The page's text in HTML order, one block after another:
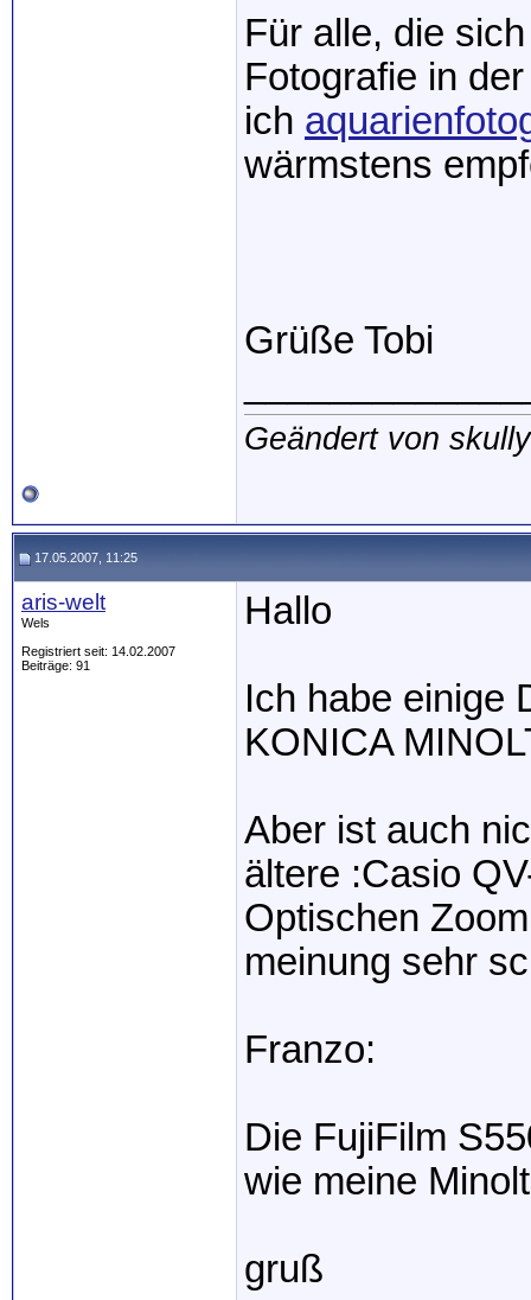
Für alle, die
Fotografie in
ich
wärmstens
Grüße Tobi
Geändert von
17.05.2007, 11:25
aris-welt
Wels
Registriert seit: 14.02.2007
Beiträge: 91
Hallo
Ich habe einige
KONICA
Aber ist auch
ältere :Casio
Optischen
meinung sehr
Franzo:
Die FujiFilm
wie meine
gruß